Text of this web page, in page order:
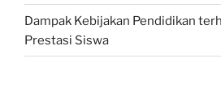
Dampak Kebijakan Pendidikan
Prestasi Siswa